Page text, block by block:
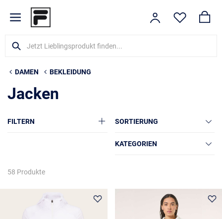
DAMEN BEKLEIDUNG
Jacken
FILTERN SORTIERUNG
KATEGORIEN
58 Produkte